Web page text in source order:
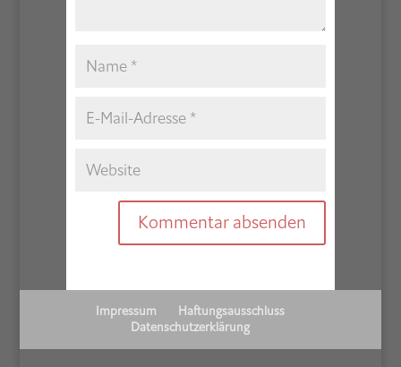
Impressum
Haftungsausschluss
Datenschutzerklärung